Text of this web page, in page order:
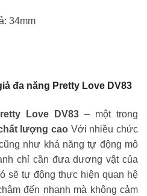
34mm
đa năng Pretty Love DV83
Love DV83 – một trong
lượng caoVới nhiều chức
như khả năng tự động mô
chỉ cần đưa dương vật của
sẽ tự động thực hiện quan hệ
đến nhanh mà không cảm